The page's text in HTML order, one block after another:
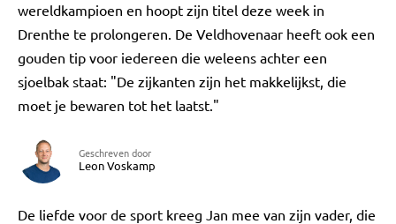
wereldkampioen en hoopt zijn titel deze week in
Drenthe te prolongeren. De Veldhovenaar heeft ook een
gouden tip voor iedereen die weleens achter een
sjoelbak staat: "De zijkanten zijn het makkelijkst, die
moet je bewaren tot het laatst."
Geschreven door
Leon Voskamp
De liefde voor de sport kreeg Jan mee van zijn vader, die